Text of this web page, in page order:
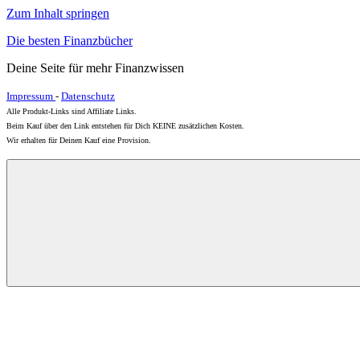
Zum Inhalt springen
Die besten Finanzbücher
Deine Seite für mehr Finanzwissen
Impressum - Datenschutz
Alle Produkt-Links sind Affiliate Links.
Beim Kauf über den Link entstehen für Dich KEINE zusätzlichen Kosten.
Wir erhalten für Deinen Kauf eine Provision.